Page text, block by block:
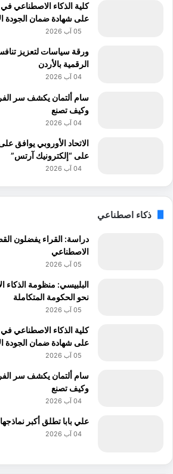
كلية الذكاء الاصطناعي في
على شهادة ضمان الجودة
05 آب 2026
ورقة سياسات لتعزيز
الرقمية بالأردن
04 آب 2026
سام ألتمان يكشف سر
وكيف تصنع
04 آب 2026
على “إلكترونيك آرتس”
04 آب 2026
ذكاء اصطناعي
دراسة: القراء يفضلون
الاصطناعي
05 آب 2026
البلبيسي: منظومة الذكاء
نحو الحكومة المتكاملة
05 آب 2026
كلية الذكاء الاصطناعي في
على شهادة ضمان الجودة
05 آب 2026
سام ألتمان يكشف سر
وكيف تصنع
04 آب 2026
علي بابا تطلق أكبر
04 آب 2026